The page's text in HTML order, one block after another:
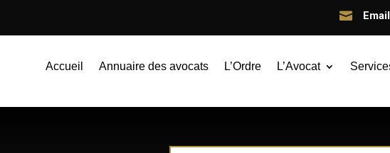

Accueil Annuaire des avocats L’Ordre L’Avocat